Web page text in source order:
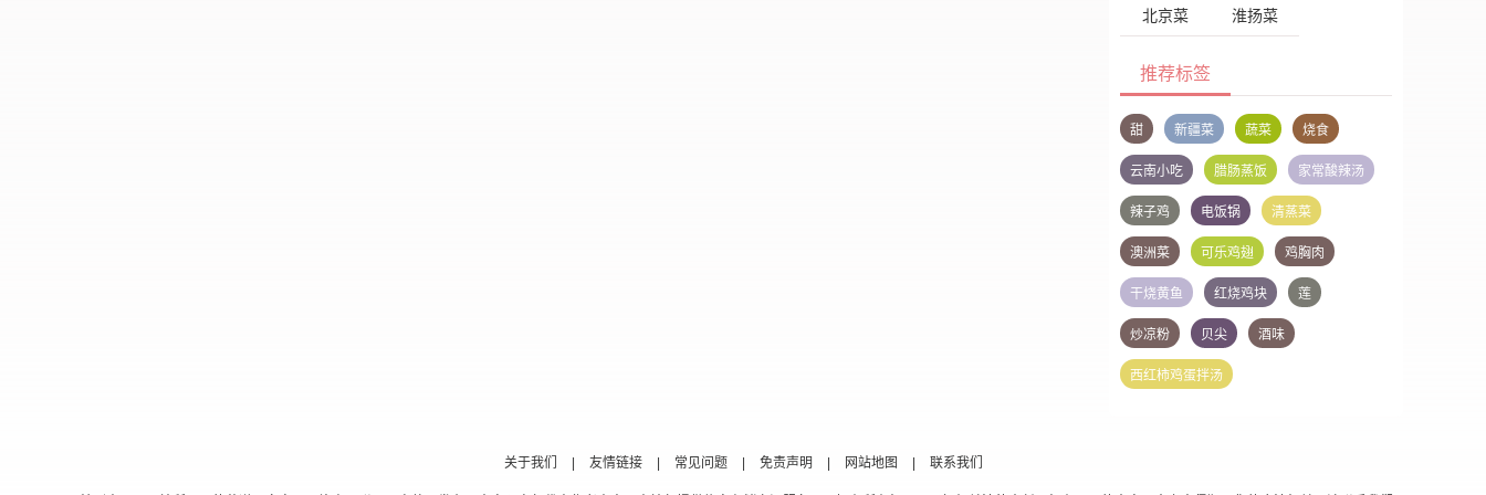
北京菜 淮扬菜
推荐标签
甜 新疆菜 蔬菜 烧食
云南小吃 腊肠蒸饭 家常酸辣汤
辣子鸡 电饭锅 清蒸菜
澳洲菜 可乐鸡翅 鸡胸肉
干烧黄鱼 红烧鸡块 莲
炒凉粉 贝尖 酒味
西红柿鸡蛋拌汤
关于我们 友情链接 常见问题 免责声明 网站地图 联系我们